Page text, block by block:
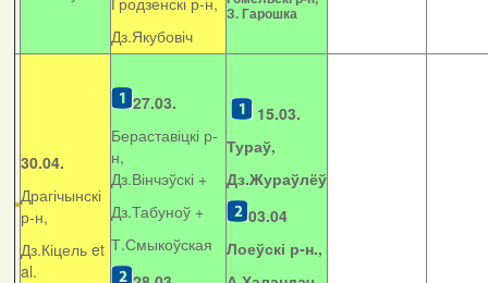
Дз.Якубовіч
З. Гарошка
30.04.
Драгічынскі
р-н,
Дз.Кіцель et
al.
27.03.
Бераставіцкі р-
н,
Дз.Вінчэўскі +
Дз.Табуноў +
Т.Смыкоўская
15.03.
Тураў,
Дз.Жураўлёў
03.04
Лоеўскі р-н.,